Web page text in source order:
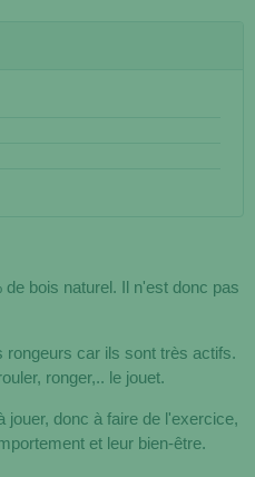
bois naturel. Il n'est donc pas
rongeurs car ils sont très actifs.
ronger,.. le jouet.
jouer, donc à faire de l'exercice,
et leur bien-être.